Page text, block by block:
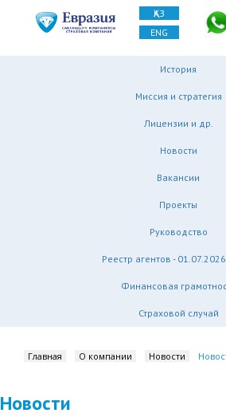
ҚАЗ
ENG
История
Миссия и стратегия
Лицензии и др.
Новости
Вакансии
Проекты
Руководство
Реестр агентов -
Финансовая
Страховой случай
Главная О компании Новости
Новости